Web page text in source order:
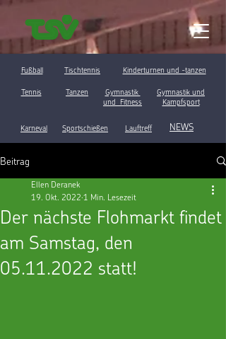
Fußball Tischtennis Kinderturnen und -tanzen
Tennis Tanzen
Gymnastik
und Fitness
Gymnastik und
Kampfsport
Karneval Sportschießen Lauftreff NEWS
Beitrag
Der nächste Flohmarkt findet
am Samstag, den
05.11.2022 statt!
Ellen Deranek
19. Okt. 2022 1 Min. Lesezeit